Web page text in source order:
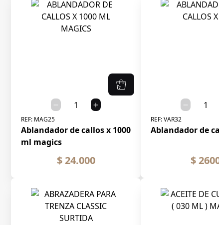
REF: MAG25
Ablandador de callos x 1000
ml magics
$ 24.000
REF:VAR32
Ablandador de
$